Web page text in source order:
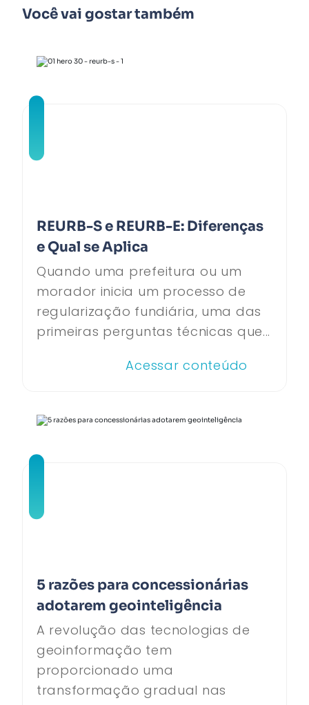
Você vai gostar também
REURB-S e REURB-E: Diferenças
e Qual se Aplica
Quando uma prefeitura ou um
morador inicia um processo de
regularização fundiária, uma das
primeiras perguntas técnicas que...
Acessar conteúdo
5 razões para concessionárias
adotarem geointeligência
A revolução das tecnologias de
geoinformação tem
proporcionado uma
transformação gradual nas